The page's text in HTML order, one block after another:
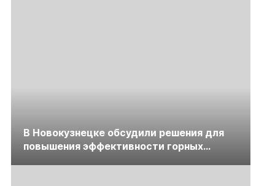
В Новокузнецке обсудили решения для
повышения эффективности горных